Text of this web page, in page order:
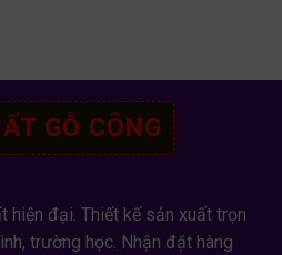
GỖ CÔNG
hiện đại. Thiết kế sản xuất trọn
trường học. Nhận đặt hàng